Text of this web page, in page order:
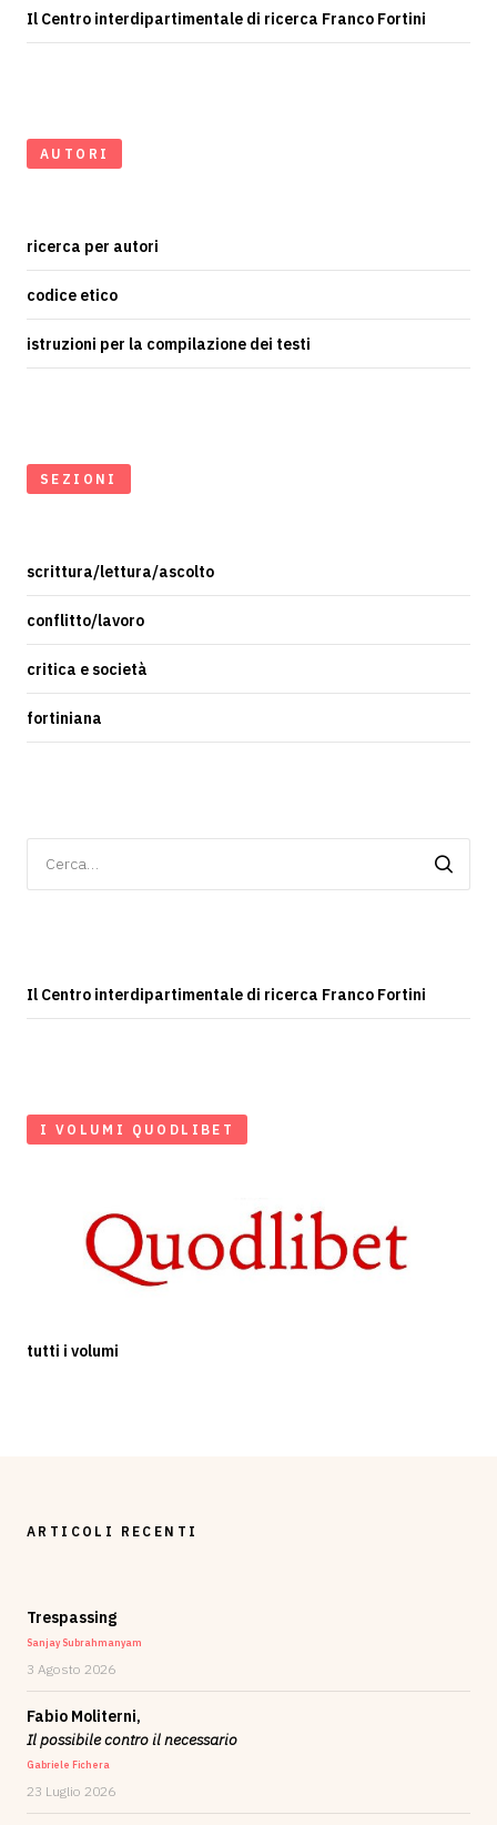
Il Centro interdipartimentale di ricerca Franco Fortini
AUTORI
ricerca per autori
codice etico
istruzioni per la compilazione dei testi
SEZIONI
scrittura/lettura/ascolto
conflitto/lavoro
critica e società
fortiniana
per:
Il Centro interdipartimentale di ricerca Franco Fortini
I VOLUMI QUODLIBET
tutti i volumi
ARTICOLI RECENTI
Trespassing
Sanjay Subrahmanyam
3 Agosto 2026
Fabio Moliterni,
Il possibile contro il necessario
Gabriele Fichera
23 Luglio 2026